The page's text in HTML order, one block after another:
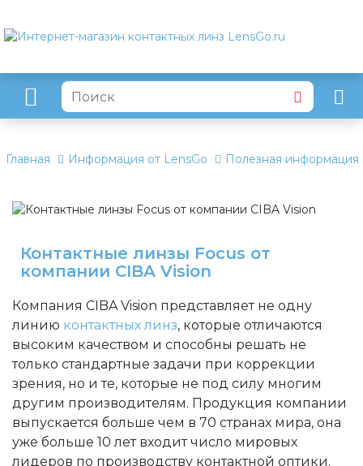
Главная Информация от LensGo Полезная информация
Контактные линзы Focus от
компании CIBA Vision
Компания CIBA Vision представляет не одну
линию контактных линз, которые отличаются
высоким качеством и способны решать не
только стандартные задачи при коррекции
зрения, но и те, которые не под силу многим
другим производителям. Продукция компании
выпускается больше чем в 70 странах мира, она
уже больше 10 лет входит число мировых
лидеров по производству контактной оптики.